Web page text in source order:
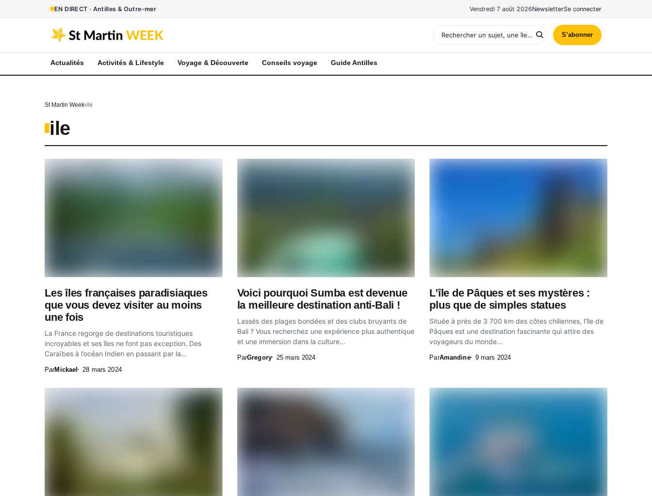
EN DIRECT · Antilles & Outre-mer Vendredi 7 août 2026NewsletterSe connecter
S’abonner
Actualités Activités & Lifestyle Voyage & Découverte Conseils voyage Guide Antilles
St Martin Week ile
ile
Les îles françaises paradisiaques
que vous devez visiter au moins
une fois
La France regorge de destinations touristiques
incroyables et ses îles ne font pas exception. Des
Caraïbes à l’océan Indien en passant par la...
ParMickael 28 mars 2024
Voici pourquoi Sumba est devenue
la meilleure destination anti-Bali !
Lassés des plages bondées et des clubs bruyants de
Bali ? Vous recherchez une expérience plus authentique
et une immersion dans la culture...
ParGregory 25 mars 2024
L’île de Pâques et ses mystères :
plus que de simples statues
Située à près de 3 700 km des côtes chiliennes, l’île de
Pâques est une destination fascinante qui attire des
voyageurs du monde...
ParAmandine 9 mars 2024